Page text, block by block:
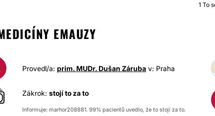
1 To
EMAUZY
Provedl/a: prim. MUDr. Dušan Záruba v: Praha
Zákrok: stojí to za to
Informuje: marhor208881. 99% pacientů uvedlo, že to stojí za to.